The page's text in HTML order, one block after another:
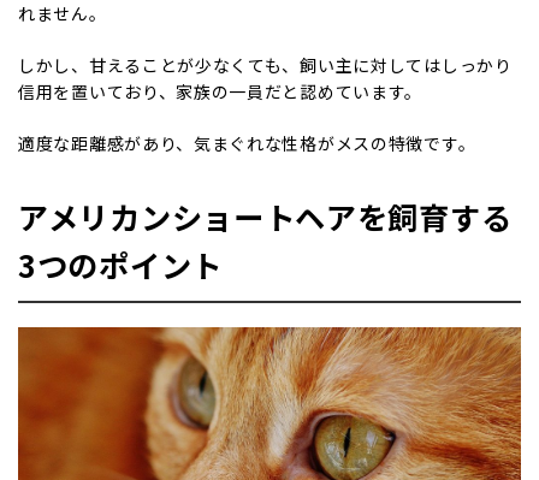
れません。
しかし、甘えることが少なくても、飼い主に対してはしっかり
信用を置いており、家族の一員だと認めています。
適度な距離感があり、気まぐれな性格がメスの特徴です。
アメリカンショートヘアを飼育する
3つのポイント